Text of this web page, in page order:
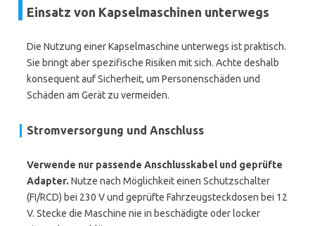
Einsatz von Kapselmaschinen unterwegs
Die Nutzung einer Kapselmaschine unterwegs ist praktisch.
Sie bringt aber spezifische Risiken mit sich. Achte deshalb
konsequent auf Sicherheit, um Personenschäden und
Schäden am Gerät zu vermeiden.
Stromversorgung und Anschluss
Verwende nur passende Anschlusskabel und geprüfte
Adapter. Nutze nach Möglichkeit einen Schutzschalter
(FI/RCD) bei 230 V und geprüfte Fahrzeugsteckdosen bei 12
V. Stecke die Maschine nie in beschädigte oder locker